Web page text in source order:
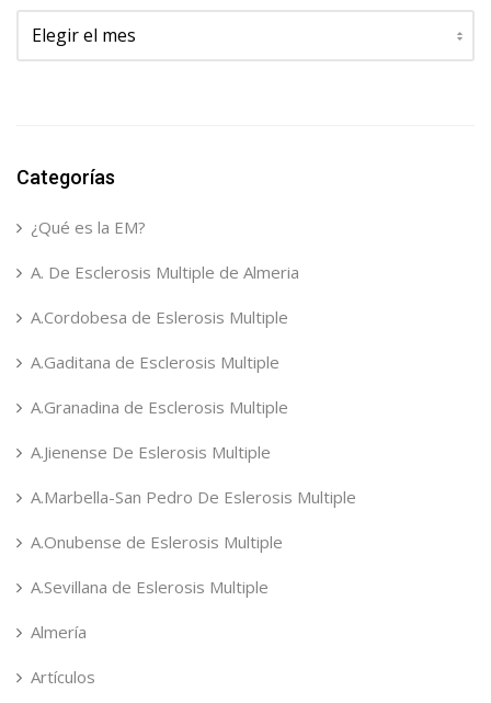
Archivos
Categorías
¿Qué es la EM?
A. De Esclerosis Multiple de Almeria
A.Cordobesa de Eslerosis Multiple
A.Gaditana de Esclerosis Multiple
A.Granadina de Esclerosis Multiple
A.Jienense De Eslerosis Multiple
A.Marbella-San Pedro De Eslerosis Multiple
A.Onubense de Eslerosis Multiple
A.Sevillana de Eslerosis Multiple
Almería
Artículos